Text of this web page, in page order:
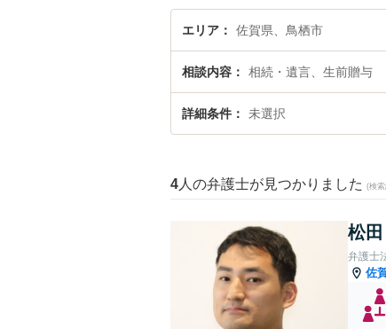
た生前贈与のトラブルを今すぐに弁護士に
の弁護士に相談予約したい』などでお困り
エリア 佐賀県、鳥栖市
相談内容 相続・遺言、生前贈与
詳細条件 未選択
4 人の弁護士が見つかりました (検
松
弁護士
佐